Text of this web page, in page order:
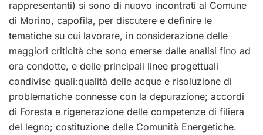
rappresentanti) si sono di nuovo incontrati al Comune
di Morìno, capofila, per discutere e definire le
tematiche su cui lavorare, in considerazione delle
maggiori criticità che sono emerse dalle analisi fino ad
ora condotte, e delle principali linee progettuali
condivise quali:qualità delle acque e risoluzione di
problematiche connesse con la depurazione; accordi
di Foresta e rigenerazione delle competenze di filiera
del legno; costituzione delle Comunità Energetiche.